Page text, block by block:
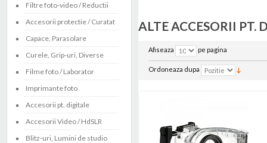
Filtre foto-video / Reductii
Accesorii protectie / Curatat
Capace, Parasolare
Curele, Grip-uri, Diverse
Filme foto / Laborator
Imprimante foto
Accesorii pt. digitale
Accesorii Video / HdSLR
Blitz-uri, Lumini de studio
ALTE ACCESORII PT.
Afiseaza pe pagina
Ordoneaza dupa